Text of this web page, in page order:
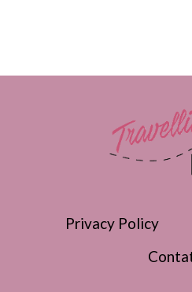
Privacy Policy